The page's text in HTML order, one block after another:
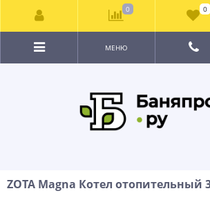
МЕНЮ
ZOTA Magna Котел отопительный
0 0